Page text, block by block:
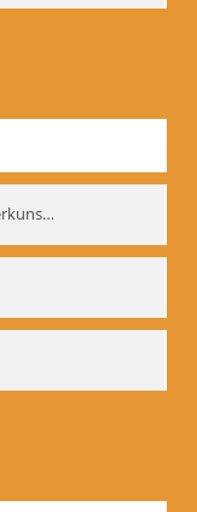
Russische Akademie für Theaterkunst – GITIS